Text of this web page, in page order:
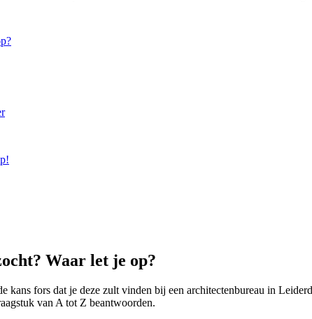
Waar let je op?
kans fors dat je deze zult vinden bij een architectenbureau in
van A tot Z beantwoorden.